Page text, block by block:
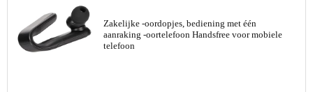
Zakelijke -oordopjes, bediening met één
aanraking -oortelefoon Handsfree voor mobiele
telefoon